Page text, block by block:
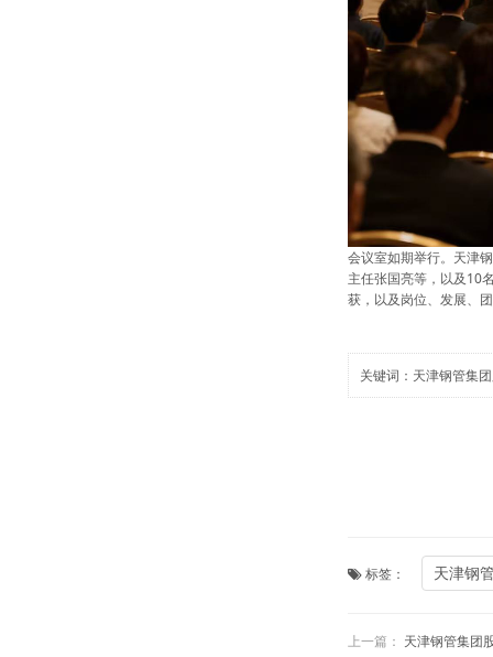
会议室如期举行。天津
主任张国亮等，以及10
获，以及岗位、发展、
关键词： 天津钢管集
标签： 天津钢
上一篇： 天津钢管集团